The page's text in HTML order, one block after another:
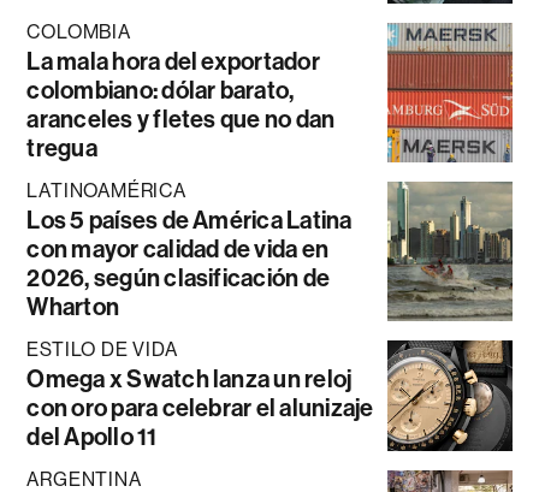
COLOMBIA
La mala hora del exportador
colombiano: dólar barato,
aranceles y fletes que no dan
tregua
LATINOAMÉRICA
Los 5 países de América Latina
con mayor calidad de vida en
2026, según clasificación de
Wharton
ESTILO DE VIDA
Omega x Swatch lanza un reloj
con oro para celebrar el alunizaje
del Apollo 11
ARGENTINA